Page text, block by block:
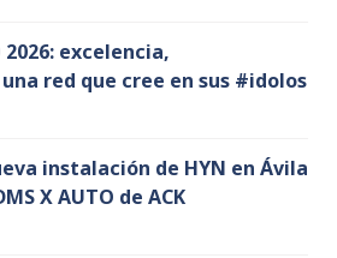
2026: excelencia,
red que cree en sus #idolos
instalación de HYN en Ávila
X AUTO de ACK